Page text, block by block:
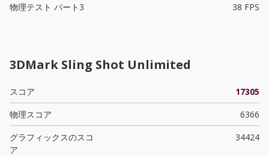
物理テスト パート3
38 FPS
3DMark Sling Shot Unlimited
スコア
17305
物理スコア
6366
グラフィックスのスコ
ア
34424